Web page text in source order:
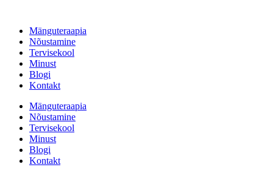
juurde Mänguteraapia
Nõustamine
Tervisekool
Minust
Blogi
Kontakt
Mänguteraapia
Nõustamine
Tervisekool
Minust
Blogi
Kontakt